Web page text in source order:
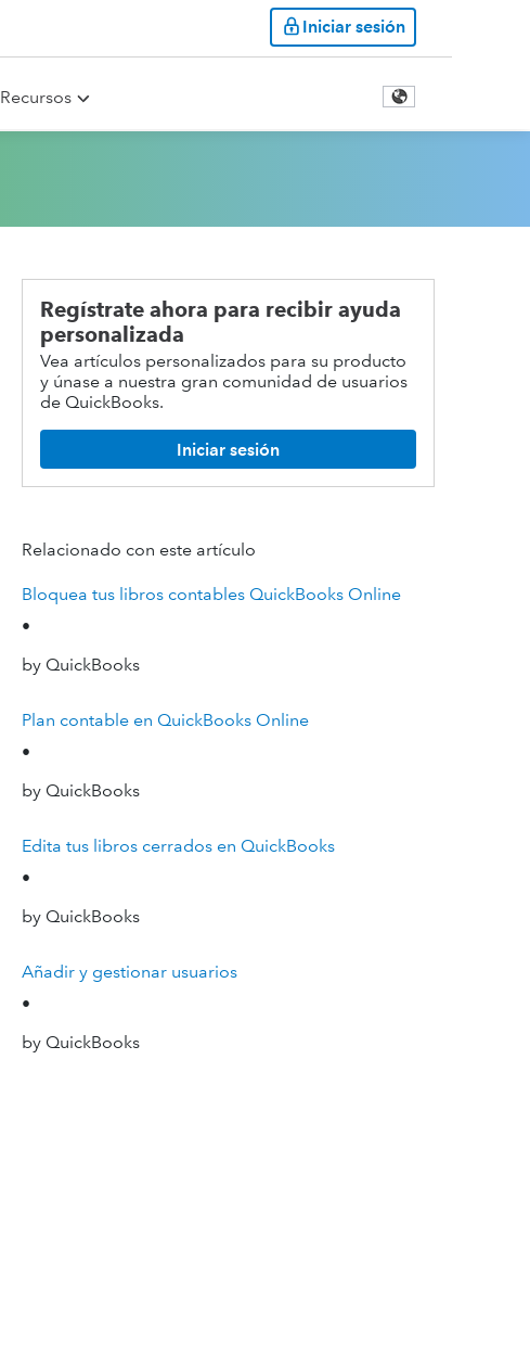
Iniciar sesión
Recursos
Regístrate ahora para recibir ayuda
personalizada
Vea artículos personalizados para su producto
y únase a nuestra gran comunidad de usuarios
de QuickBooks.
Iniciar sesión
Relacionado con este artículo
Bloquea tus libros contables QuickBooks Online
•
by QuickBooks
Plan contable en QuickBooks Online
•
by QuickBooks
Edita tus libros cerrados en QuickBooks
•
by QuickBooks
Añadir y gestionar usuarios
•
by QuickBooks